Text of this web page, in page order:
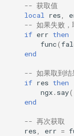
loop-detect
lua-upstream
markdown
memc
naxsi
-- 获取值
local
res
-- 如果失败，
if err then
func(
end
-- 如果取到结
if res then
ngx. say(
end
-- 再次获取
res
err =